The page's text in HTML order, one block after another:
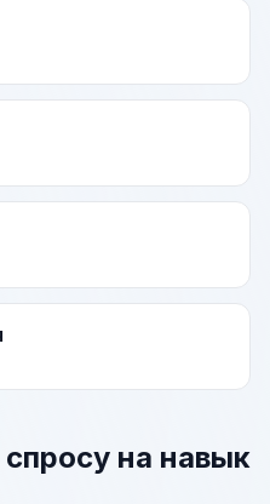
на навык